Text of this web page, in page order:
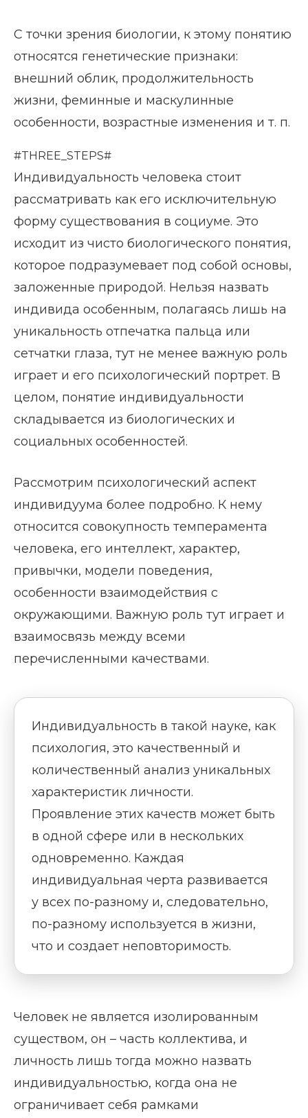
С точки зрения биологии, к этому понятию
относятся генетические признаки:
внешний облик, продолжительность
жизни, феминные и маскулинные
особенности, возрастные изменения и т. п.
#THREE_STEPS#
Индивидуальность человека стоит
рассматривать как его исключительную
форму существования в социуме. Это
исходит из чисто биологического понятия,
которое подразумевает под собой основы,
заложенные природой. Нельзя назвать
индивида особенным, полагаясь лишь на
уникальность отпечатка пальца или
сетчатки глаза, тут не менее важную роль
играет и его психологический портрет. В
целом, понятие индивидуальности
складывается из биологических и
социальных особенностей.
Рассмотрим психологический аспект
индивидуума более подробно. К нему
относится совокупность темперамента
человека, его интеллект, характер,
привычки, модели поведения,
особенности взаимодействия с
окружающими. Важную роль тут играет и
взаимосвязь между всеми
перечисленными качествами.
Индивидуальность в такой науке, как
психология, это качественный и
количественный анализ уникальных
характеристик личности.
Проявление этих качеств может быть
в одной сфере или в нескольких
одновременно. Каждая
индивидуальная черта развивается
у всех по-разному и, следовательно,
по-разному используется в жизни,
что и создает неповторимость.
Человек не является изолированным
существом, он – часть коллектива, и
личность лишь тогда можно назвать
индивидуальностью, когда она не
ограничивает себя рамками